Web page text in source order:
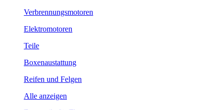
Verbrennungsmotoren
Elektromotoren
Teile
Boxenaustattung
Reifen und Felgen
Alle anzeigen